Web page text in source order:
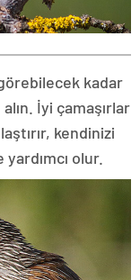
kadar
İyi çamaşırlar
kendinizi
olur.